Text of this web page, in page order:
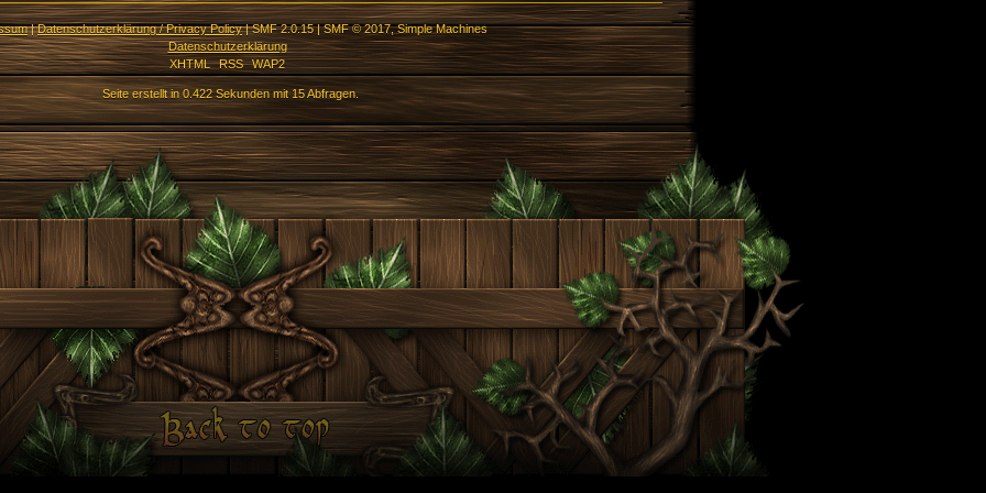
|Datenschutzerklärung / Privacy Policy|SMF 2.0.15|SMF © 2017,Simple Machines
Datenschutzerklärung
XHTML
RSS WAP2
Seite erstellt in 0.422 Sekunden mit 15 Abfragen.